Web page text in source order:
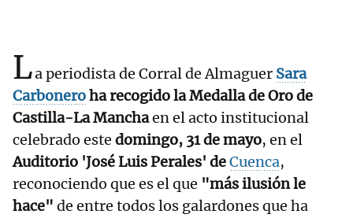
La periodista de Corral de Almaguer Sara
Carboneroha recogido la Medalla de Oro de
Castilla-La Manchaen el acto institucional
celebrado este domingo, 31 de mayo, en el
Auditorio 'José Luis Perales' deCuenca,
reconociendo que es el que "más ilusión le
hace" de entre todos los galardones que ha